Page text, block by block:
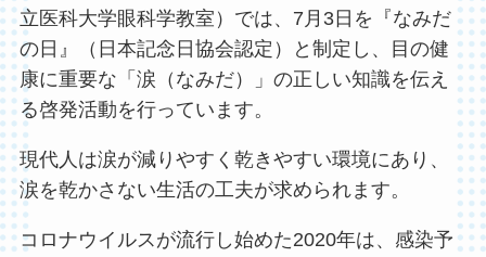
立医科大学眼科学教室）では、7月3日を『なみだ
の日』（日本記念日協会認定）と制定し、目の健
康に重要な「涙（なみだ）」の正しい知識を伝え
る啓発活動を行っています。
現代人は涙が減りやすく乾きやすい環境にあり、
涙を乾かさない生活の工夫が求められます。
コロナウイルスが流行し始めた2020年は、感染予